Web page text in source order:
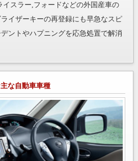
イスラー,フォードなどの外国産車の
イザーキーの再登録にも早急なスピ
ントやハプニングを応急処置で解消
主な自動車車種